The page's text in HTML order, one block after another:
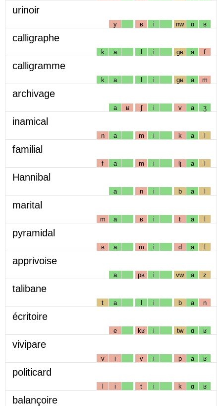
urinoir
y ʁ i nw ɑ ʁ
calligraphe
k a l i gʁ a f
calligramme
k a l i gʁ a m
archivage
a ʁ ʃ i v a ʒ
inamical
n a m i k a l
familial
f a m i lj a l
Hannibal
a n i b a l
marital
m a ʁ i t a l
pyramidal
ʁ a m i d a l
apprivoise
a pʁ i vw a z
talibane
t a l i b a n
écritoire
e kʁ i tw ɑ ʁ
vivipare
v i v i p a ʁ
politicard
l i t i k ɑ ʁ
balançoire